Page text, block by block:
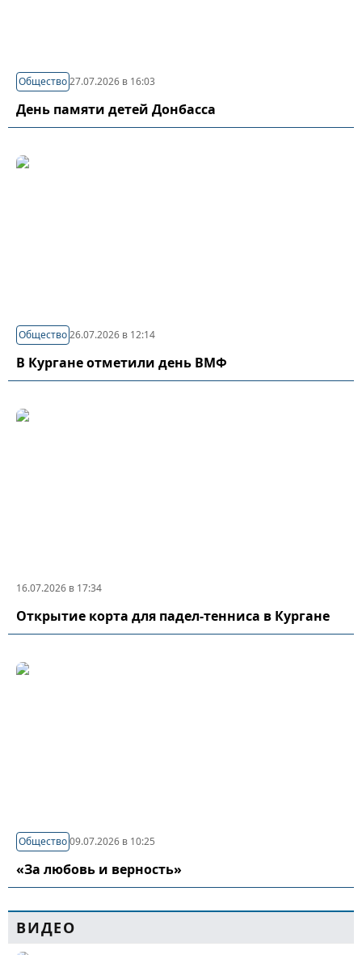
Общество27.07.2026 в 16:03
День памяти детей Донбасса
Общество26.07.2026 в 12:14
В Кургане отметили день ВМФ
16.07.2026 в 17:34
Открытие корта для падел-тенниса в Кургане
Общество09.07.2026 в 10:25
«За любовь и верность»
ВИДЕО